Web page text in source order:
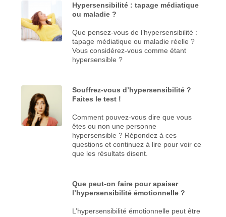
Hypersensibilité : tapage médiatique
ou maladie ?
Que pensez-vous de l’hypersensibilité :
tapage médiatique ou maladie réelle ?
Vous considérez-vous comme étant
hypersensible ?
Souffrez-vous d’hypersensibilité ?
Faites le test !
Comment pouvez-vous dire que vous
êtes ou non une personne
hypersensible ? Répondez à ces
questions et continuez à lire pour voir ce
que les résultats disent.
Que peut-on faire pour apaiser
l’hypersensibilité émotionnelle ?
L’hypersensibilité émotionnelle peut être